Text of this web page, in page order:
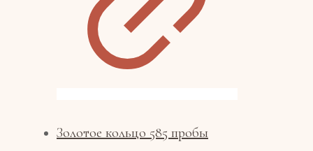
Золотое кольцо 585 пробы